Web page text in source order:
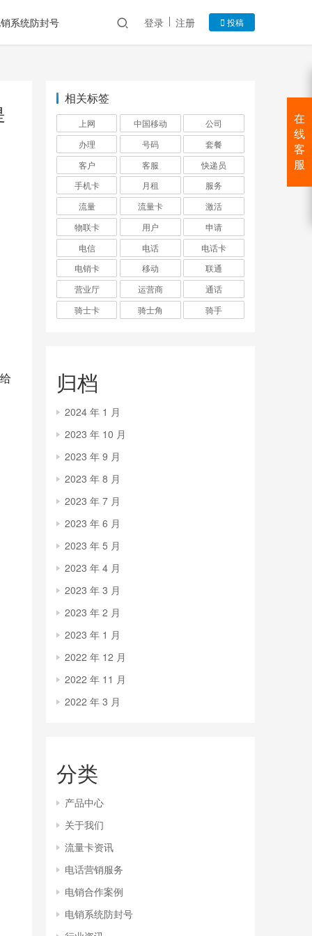
系统防封号 登录 注册 投稿
相关标签
上网 中国移动
公司
办理
号码
套餐
客户
客服
快递员
手机卡
月租
服务
流量
流量卡
激活
物联卡
用户
申请
电信
电话
电话卡
电销卡
移动
联通
营业厅
运营商
通话
骑士卡
骑士角 骑手
归档
2024 年 1 月
2023 年 10 月
2023 年 9 月
2023 年 8 月
2023 年 7 月
2023 年 6 月
2023 年 5 月
2023 年 4 月
2023 年 3 月
2023 年 2 月
2023 年 1 月
2022 年 12 月
2022 年 11 月
2022 年 3 月
分类
产品中心
关于我们
流量卡资讯
电话营销服务
电销合作案例
电销系统防封号
在
线
客
服